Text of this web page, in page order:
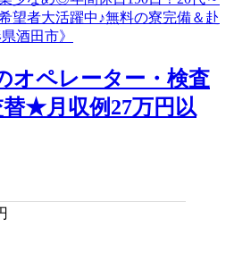
オペレーター・検査
★月収例27万円以